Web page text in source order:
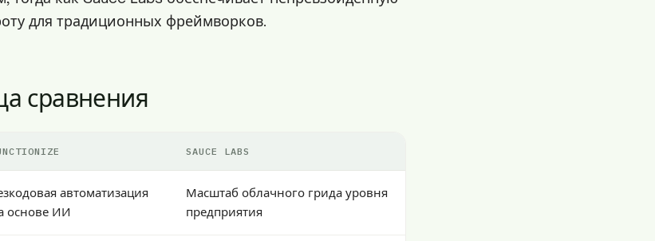
для традиционных фреймворков.
сравнения
SAUCE LABS
автоматизация
основе ИИ
Масштаб облачного грида уровня
предприятия